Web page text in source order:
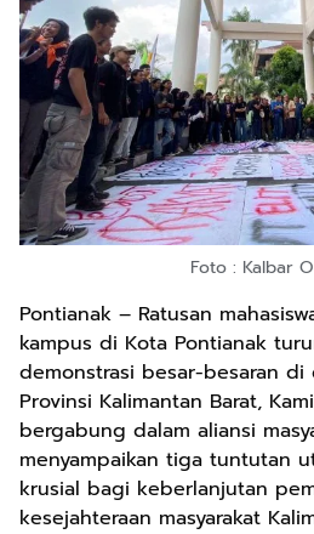
Foto : Kalbar
Pontianak – Ratusan
kampus di Kota Pontianak
demonstrasi besar-besaran di
Provinsi Kalimantan Barat,
bergabung dalam aliansi
menyampaikan tiga tuntutan
krusial bagi keberlanjutan
kesejahteraan masyarakat